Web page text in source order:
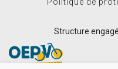
Structure